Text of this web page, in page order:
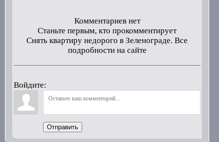
Комментариев нет
Станьте первым, кто прокомментирует
Снять квартиру недорого в Зеленограде. Все
подробности на сайте
Войдите:
Отправить